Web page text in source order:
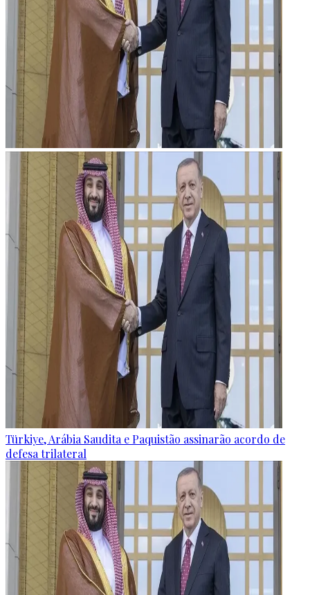
Türkiye, Arábia Saudita e Paquistão assinarão acordo de
defesa trilateral